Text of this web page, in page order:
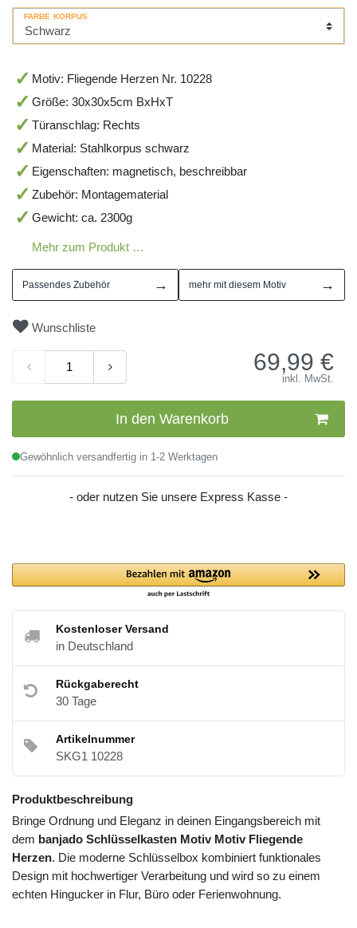
FARBE KORPUS
Motiv: Fliegende Herzen Nr. 10228
Größe: 30x30x5cm BxHxT
Türanschlag: Rechts
Material: Stahlkorpus schwarz
Eigenschaften: magnetisch, beschreibbar
Zubehör: Montagematerial
Gewicht: ca. 2300g
Mehr zum Produkt …
Passendes Zubehör → mehr mit diesem Motiv →
Wunschliste
69,99 €
inkl. MwSt.
In den Warenkorb
Gewöhnlich versandfertig in 1-2 Werktagen
- oder nutzen Sie unsere Express Kasse -
Kostenloser Versand
in Deutschland
Rückgaberecht
30 Tage
Artikelnummer
SKG1 10228
Produktbeschreibung
Bringe Ordnung und Eleganz in deinen Eingangsbereich mit
dem banjado Schlüsselkasten Motiv Motiv Fliegende
Herzen. Die moderne Schlüsselbox kombiniert funktionales
Design mit hochwertiger Verarbeitung und wird so zu einem
echten Hingucker in Flur, Büro oder Ferienwohnung.